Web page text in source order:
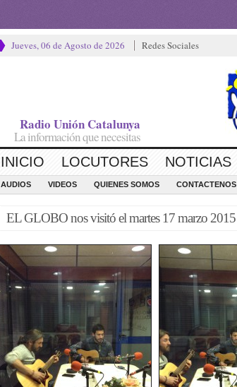
Jueves, 06 de Agosto de 2026 Redes Sociales
Radio Unión Catalunya
La información que necesitas
INICIO LOCUTORES NOTICIAS
AUDIOS VIDEOS QUIENES SOMOS CONTACTENOS
EL GLOBO nos visitó el martes 17 marzo 2015